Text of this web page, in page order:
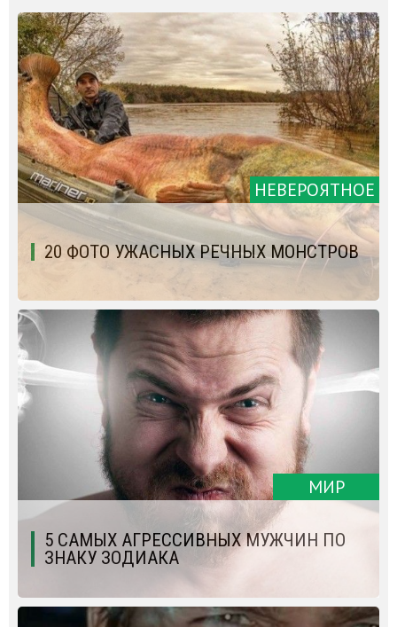
НЕВЕРОЯТНОЕ
20 ФОТО УЖАСНЫХ РЕЧНЫХ МОНСТРОВ
МИР
5 САМЫХ АГРЕССИВНЫХ МУЖЧИН ПО
ЗНАКУ ЗОДИАКА